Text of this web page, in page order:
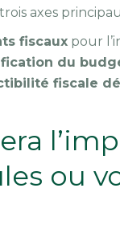
axes
fiscaux pour
du
fiscale
ou